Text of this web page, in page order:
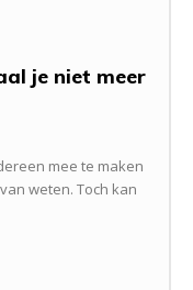
je niet meer
mee te maken
weten. Toch kan